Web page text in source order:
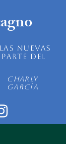
nuevas
del
Charly
García